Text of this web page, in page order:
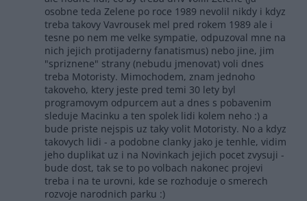
osobne teda Zelene po roce 1989 nevolil nikdy i kdyz
treba takovy Vavrousek mel pred rokem 1989 ale i
tesne po nem me velke sympatie, odpuzoval mne na
nich jejich protijaderny fanatismus) nebo jine, jim
"spriznene" strany (nebudu jmenovat) voli dnes
treba Motoristy. Mimochodem, znam jednoho
takoveho, ktery jeste pred temi 30 lety byl
programovym odpurcem aut a dnes s pobavenim
sleduje Macinku a ten spolek lidi kolem neho :) a
bude priste nejspis uz taky volit Motoristy. No a kdyz
takovych lidi - a podobne clanky jako je tenhle, vidim
jeho duplikat uz i na Novinkach jejich pocet zvysuji -
bude dost, tak se to po volbach nakonec projevi
treba i na te urovni, kde se rozhoduje o smerech
rozvoje narodnich parku :)